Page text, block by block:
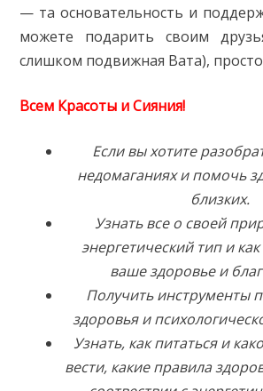
— та основательность и
можете подарить своим
слишком подвижная Вата),
Всем Красоты и Сияния!
Если вы хотите
недомаганиях и помочь
близких.
Узнать все о своей
энергетический тип и
ваше здоровье и
Получить инструменты
здоровья и
Узнать, как питаться и
вести, какие правила